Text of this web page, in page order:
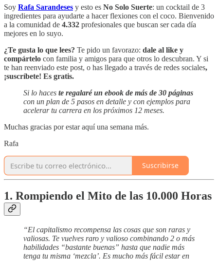
Soy Rafa Sarandeses y esto es No Solo Suerte: un cocktail de 3
ingredientes para ayudarte a hacer flexiones con el coco. Bienvenido
a la comunidad de 4.332 profesionales que buscan ser cada día
mejores en lo suyo.
¿Te gusta lo que lees? Te pido un favorazo: dale al like y
compártelo con familia y amigos para que otros lo descubran. Y si
te han reenviado este post, o has llegado a través de redes sociales,
¡suscríbete! Es gratis.
Si lo haces te regalaré un ebook de más de 30 páginas
con un plan de 5 pasos en detalle y con ejemplos para
acelerar tu carrera en los próximos 12 meses.
Muchas gracias por estar aquí una semana más.
Rafa
Suscribirse
1. Rompiendo el Mito de las 10.000 Horas
“El capitalismo recompensa las cosas que son raras y
valiosas. Te vuelves raro y valioso combinando 2 o más
habilidades “bastante buenas” hasta que nadie más
tenga tu misma ‘mezcla’. Es mucho más fácil estar en